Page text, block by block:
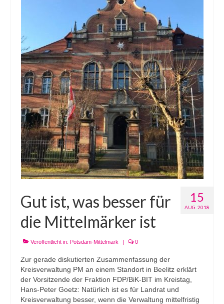
15
AUG. 2018
Gut ist, was besser für
die Mittelmärker ist
Veröffentlicht in: Potsdam-Mittelmark | 0
Zur gerade diskutierten Zusammenfassung der
Kreisverwaltung PM an einem Standort in Beelitz erklärt
der Vorsitzende der Fraktion FDP/BiK-BIT im Kreistag,
Hans-Peter Goetz: Natürlich ist es für Landrat und
Kreisverwaltung besser, wenn die Verwaltung mittelfristig